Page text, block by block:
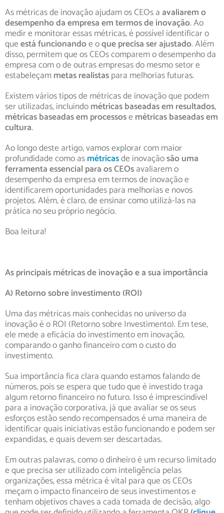
As métricas de inovação ajudam os CEOs a avaliarem o
desempenho da empresa em termos de inovação. Ao
medir e monitorar essas métricas, é possível identificar o
queestá funcionandoe oque precisa ser ajustado. Além
disso, permitem que os CEOs comparem o desempenho da
empresa com o de outras empresas do mesmo setor e
estabeleçammetas realistaspara melhorias futuras.
Existem vários tipos de métricas de inovação que podem
ser utilizadas, incluindométricas baseadas em resultados,
métricas baseadas em processose métricas baseadas em
cultura.
Ao longo deste artigo, vamos explorar com maior
profundidade como asmétricasde inovaçãosão uma
ferramenta essencial para os CEOsavaliarem o
desempenho da empresa em termos de inovação e
identificarem oportunidades para melhorias e novos
projetos. Além, é claro, de ensinar como utilizá-las na
prática no seu próprio negócio.
Boa leitura!
As principais métricas de inovação e a sua importância
A) Retorno sobre investimento (ROI)
Uma das métricas mais conhecidas no universo da
inovação é o ROI (Retorno sobre Investimento). Em tese,
ele mede a eficácia do investimento em inovação,
comparando o ganho financeiro com o custo do
investimento.
Sua importância fica clara quando estamos falando de
números, pois se espera que tudo que é investido traga
algum retorno financeiro no futuro. Isso é imprescindível
para a inovação corporativa, já que avaliar se os seus
esforços estão sendo recompensados é uma maneira de
identificar quais iniciativas estão funcionando e podem ser
expandidas, e quais devem ser descartadas.
Em outras palavras, como o dinheiro é um recurso limitado
e que precisa ser utilizado com inteligência pelas
organizações, essa métrica é vital para que os CEOs
meçam o impacto financeiro de seus investimentos e
tenham objetivos chaves a cada tomada de decisão, algo